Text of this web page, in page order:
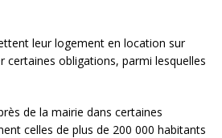
leur logement en location sur
certaines obligations, parmi lesquelles
de la mairie dans certaines
celles de plus de 200 000 habitants